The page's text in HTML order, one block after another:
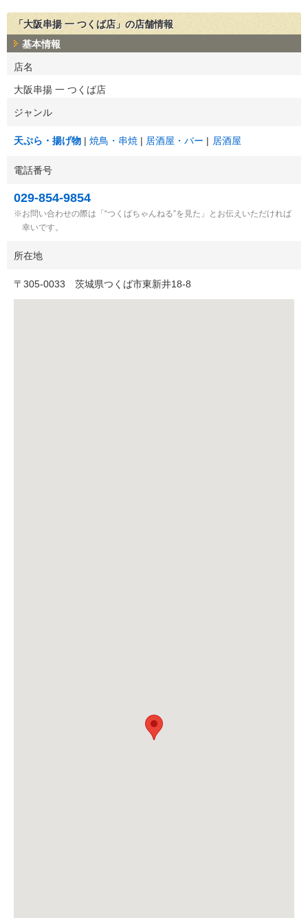
「大阪串揚 一 つくば店」の店舗情報
基本情報
店名
大阪串揚 一 つくば店
ジャンル
天ぷら・揚げ物 焼鳥・串焼 居酒屋・バー 居酒屋
電話番号
029-854-9854
お問い合わせの際は「“つくばちゃんねる”を見た」とお伝えいただければ
幸いです。
所在地
〒 305-0033 茨城県つくば市東新井18-8